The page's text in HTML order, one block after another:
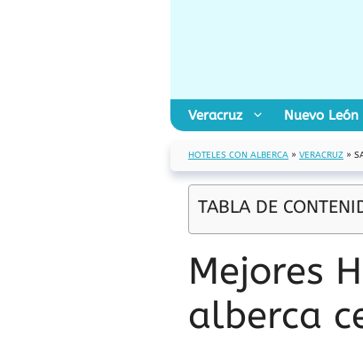
Veracruz Nuevo León
HOTELES CON ALBERCA » VERACRUZ »
TABLA DE
Mejores
alberca